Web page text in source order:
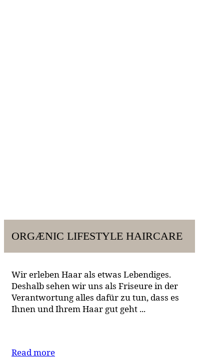
ORGÆNIC LIFESTYLE HAIRCARE
Wir erleben Haar als etwas Lebendiges.
Deshalb sehen wir uns als Friseure in der
Verantwortung alles dafür zu tun, dass es
Ihnen und Ihrem Haar gut geht ...
Read more